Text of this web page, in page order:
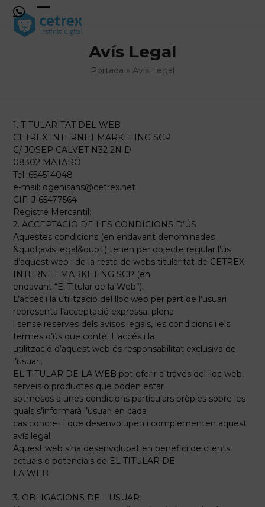
Skip
content
Open
mobile
Close
mobile
Avís Legal
Portada » Avís Legal
1. TITULARITAT DEL WEB
CETREX INTERNET MARKETING SCP
C/ JOSEP CALVET N32 2N D
08302 MATARÓ
Tel: 654514048
e-mail: ogenisans@cetrex.net
CIF: J-65477564
Registre Mercantil:
2. ACCEPTACIÓ DE LES CONDICIONS D’ÚS
Aquestes condicions (en endavant denominades
&quot;avís legal&quot;) tenen per objecte regular l’ús
d’aquest web i de la resta de webs titularitat de CETREX
INTERNET MARKETING SCP (en
endavant “El Titular de la Web”).
L’accés i la utilització del lloc web per part de l’usuari
representa l’acceptació expressa, plena
i sense reserves dels avisos legals, les condicions i els
termes d’ús que conté. L’accés i la
utilització d’aquest web és responsabilitat exclusiva de
l’usuari.
EL TITULAR DE LA WEB pot oferir a través del lloc web,
serveis o productes que poden estar
sotmesos a unes condicions particulars pròpies sobre les
quals s’informarà l’usuari en cada
cas concret i que desenvolupen i complementen aquest
avís legal.
Aquest web s’ha desenvolupat en benefici de clients
actuals o potencials de EL TITULAR DE
LA WEB
3. OBLIGACIONS DE L’USUARI